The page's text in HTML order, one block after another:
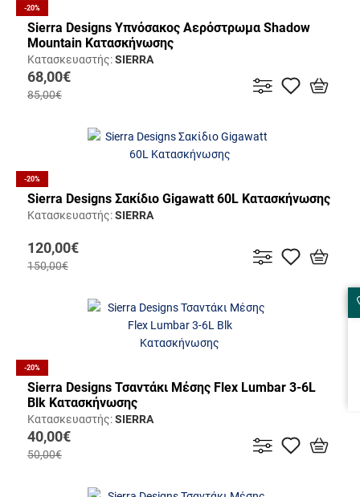
-20%
Sierra Designs Υπνόσακος Αερόστρωμα Shadow
Mountain Κατασκήνωσης
Κατασκευαστής:SIERRA
68,00€
85,00€
-20%
Sierra Designs Σακίδιο Gigawatt 60L Κατασκήνωσης
Κατασκευαστής:SIERRA
120,00€
150,00€
-20%
Sierra Designs Τσαντάκι Μέσης Flex Lumbar 3-6L
Blk Κατασκήνωσης
Κατασκευαστής:SIERRA
40,00€
50,00€